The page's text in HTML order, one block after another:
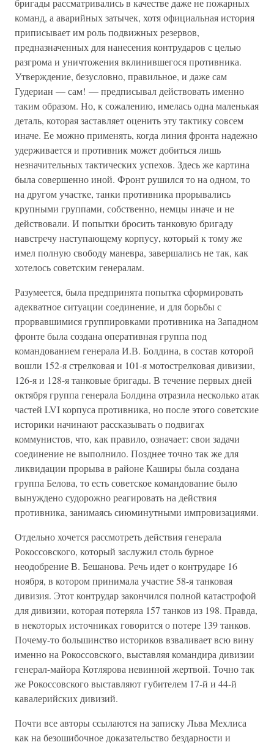
бригады рассматривались в качестве даже не пожарных
команд, а аварийных затычек, хотя официальная история
приписывает им роль подвижных резервов,
предназначенных для нанесения контрударов с целью
разгрома и уничтожения вклинившегося противника.
Утверждение, безусловно, правильное, и даже сам
Гудериан — сам! — предписывал действовать именно
таким образом. Но, к сожалению, имелась одна маленькая
деталь, которая заставляет оценить эту тактику совсем
иначе. Ее можно применять, когда линия фронта надежно
удерживается и противник может добиться лишь
незначительных тактических успехов. Здесь же картина
была совершенно иной. Фронт рушился то на одном, то
на другом участке, танки противника прорывались
крупными группами, собственно, немцы иначе и не
действовали. И попытки бросить танковую бригаду
навстречу наступающему корпусу, который к тому же
имел полную свободу маневра, завершались не так, как
хотелось советским генералам.
Разумеется, была предпринята попытка сформировать
адекватное ситуации соединение, и для борьбы с
прорвавшимися группировками противника на Западном
фронте была создана оперативная группа под
командованием генерала И.В. Болдина, в состав которой
вошли 152-я стрелковая и 101-я мотострелковая дивизии,
126-я и 128-я танковые бригады. В течение первых дней
октября группа генерала Болдина отразила несколько атак
частей LVI корпуса противника, но после этого советские
историки начинают рассказывать о подвигах
коммунистов, что, как правило, означает: свои задачи
соединение не выполнило. Позднее точно так же для
ликвидации прорыва в районе Каширы была создана
группа Белова, то есть советское командование было
вынуждено судорожно реагировать на действия
противника, занимаясь сиюминутными импровизациями.
Отдельно хочется рассмотреть действия генерала
Рокоссовского, который заслужил столь бурное
неодобрение В. Бешанова. Речь идет о контрударе 16
ноября, в котором принимала участие 58-я танковая
дивизия. Этот контрудар закончился полной катастрофой
для дивизии, которая потеряла 157 танков из 198. Правда,
в некоторых источниках говорится о потере 139 танков.
Почему-то большинство историков взваливает всю вину
именно на Рокоссовского, выставляя командира дивизии
генерал-майора Котлярова невинной жертвой. Точно так
же Рокоссовского выставляют губителем 17-й и 44-й
кавалерийских дивизий.
Почти все авторы ссылаются на записку Льва Мехлиса
как на безошибочное доказательство бездарности и